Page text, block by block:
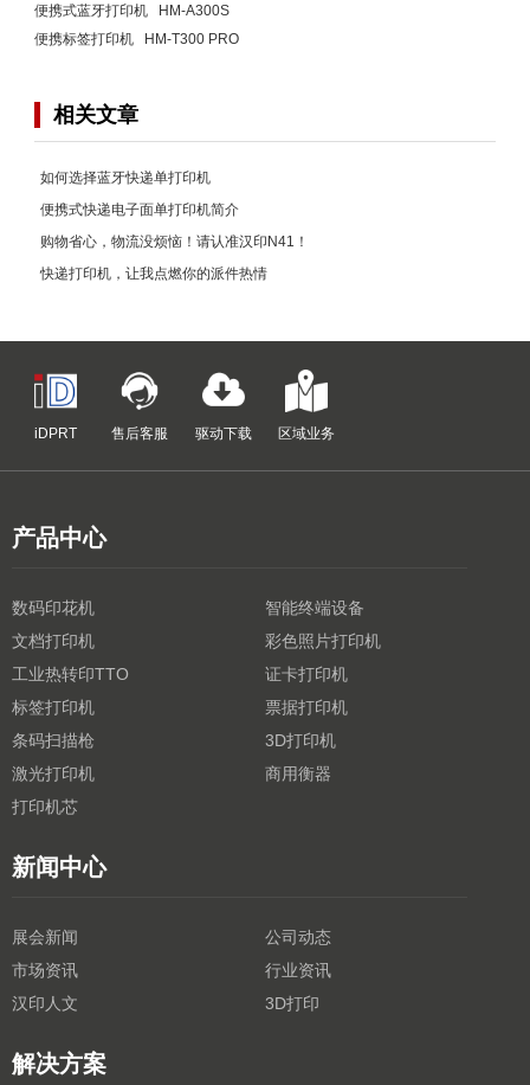
便携式蓝牙打印机 HM-A300S
便携标签打印机 HM-T300 PRO
相关文章
如何选择蓝牙快递单打印机
便携式快递电子面单打印机简介
购物省心，物流没烦恼！请认准汉印N41！
快递打印机，让我点燃你的派件热情
iDPRT 售后客服 驱动下载 区域业务
产品中心
数码印花机
智能终端设备
文档打印机
彩色照片打印机
工业热转印TTO
证卡打印机
标签打印机
票据打印机
条码扫描枪
3D打印机
激光打印机
商用衡器
打印机芯
新闻中心
展会新闻
公司动态
市场资讯
行业资讯
汉印人文
3D打印
解决方案